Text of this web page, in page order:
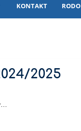
KONTAKT RODO
2025